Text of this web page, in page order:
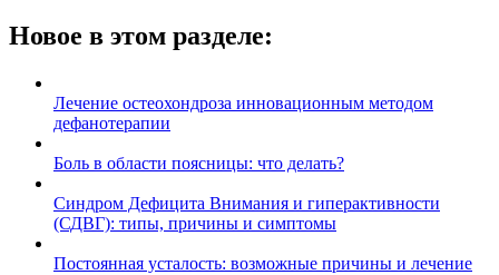
Новое в этом разделе:
Лечение остеохондроза инновационным методом
дефанотерапии
Боль в области поясницы: что делать?
Синдром Дефицита Внимания и гиперактивности
(СДВГ): типы, причины и симптомы
Постоянная усталость: возможные причины и лечение